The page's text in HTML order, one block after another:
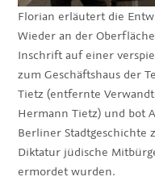
Florian erläutert die
Wieder an der
Inschrift auf einer
zum Geschäftshaus der
Tietz (entfernte
Hermann Tietz) und bot
Berliner Stadtgeschichte
Diktatur jüdische
ermordet wurden.